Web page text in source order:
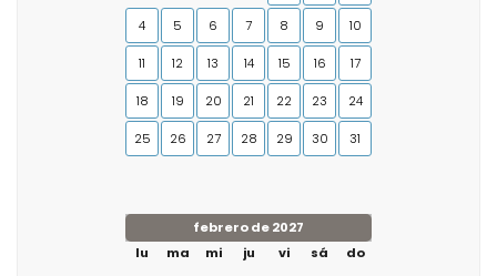
4 5 6 7 8 9 10
11 12 13 14 15 16 17
18 19 20 21 22 23 24
25 26 27 28 29 30 31
febrero de 2027
lu
ma mi ju vi sá do